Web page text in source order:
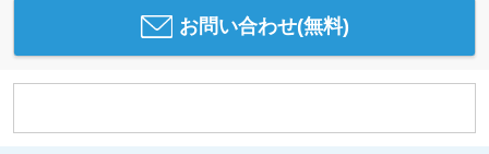
お問い合わせ(無料)